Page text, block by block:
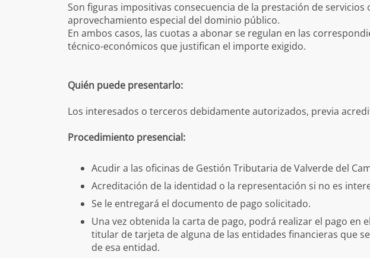
Son figuras impositivas consecuencia de la prestación de
aprovechamiento especial del dominio público.
En ambos casos, las cuotas a abonar se regulan en las
técnico-económicos que justifican el importe exigido.
Quién puede presentarlo:
Los interesados o terceros debidamente autorizados, previa
Procedimiento presencial:
Acudir a las oficinas de Gestión Tributaria de Valverde del
Acreditación de la identidad o la representación si no es
Se le entregará el documento de pago solicitado.
Una vez obtenida la carta de pago, podrá realizar el pago en
titular de tarjeta de alguna de las entidades financieras que
de esa entidad.